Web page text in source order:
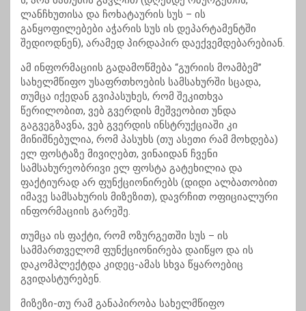
ლანჩხუთისა და ჩოხატაურის სუს – ის
განყოფილებები აჭარის სუს ის დეპარტამენტში
შედიოდნენ), არამედ პირდაპირ დაექვემდებარებიან.
ამ ინფორმაციის გადამოწმება “გურიის მოამბემ”
სახელმწიფო უსაფრთხოების სამსახურში სცადა,
თუმცა იქედან გვიპასუხეს, რომ შეკითხვა
წერილობით, ვებ გვერდის მეშვეობით უნდა
გაგვეგზავნა, ვებ გვერდის ინსტრუქციაში კი
მინიშნებულია, რომ პასუხს (თუ ასეთი რამ მოხდება)
ელ ფოსტაზე მივიღებთ, ვინაიდან ჩვენი
სამსახურეობრივი ელ ფოსტა გატეხილია და
ფაქტიურად არ ფუნქციონირებს (დიდი ალბათობით
იმავე სამსახურის მიზეზით), დავრჩით ოფიციალური
ინფორმაციის გარეშე.
თუმცა ის ფაქტი, რომ ოზურგეთში სუს – ის
სამმართველომ ფუნქციონირება დაიწყო და ის
დაკომპლექტდა კიდეც-ამას სხვა წყაროებიც
გვიდასტურებენ.
მიზეზი-თუ რამ განაპირობა სახელმწიფო